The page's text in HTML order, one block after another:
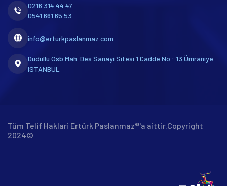
0216 314 44 47
0541 661 65 53
info@erturkpaslanmaz.com
Dudullu Osb Mah. Des Sanayi Sitesi 1.Cadde No : 13 Ümraniye
ISTANBUL
Tüm Telif Haklari Ertürk Paslanmaz®'a aittir.Copyright
2024©